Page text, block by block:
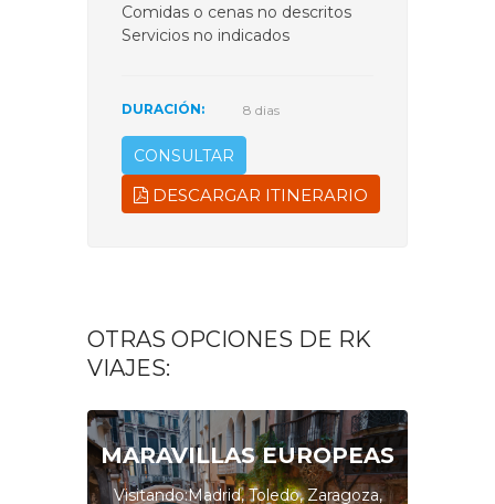
Comidas o cenas no descritos
Servicios no indicados
DURACIÓN: 8 dias
CONSULTAR
DESCARGAR ITINERARIO
OTRAS OPCIONES DE RK
VIAJES:
MARAVILLAS EUROPEAS
Visitando:Madrid, Toledo, Zaragoza,